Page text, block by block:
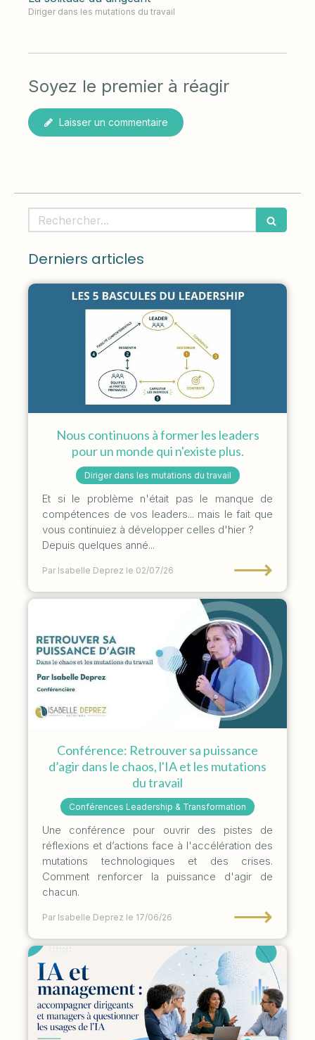
Diriger dans les mutations du travail
Soyez le premier à réagir
Laisser un commentaire
Rechercher
Derniers articles
Nous continuons à former les leaders
pour un monde qui n'existe plus.
Diriger dans les mutations du travail
Et si le problème n'était pas le manque de
compétences de vos leaders... mais le fait que
vous continuiez à développer celles d'hier ?
Depuis quelques anné...
Par Isabelle Deprez le 02/07/26 ⟶
Conférence: Retrouver sa puissance
d’agir dans le chaos, l'IA et les mutations
du travail
Conférences Leadership & Transformation
Une conférence pour ouvrir des pistes de
réflexions et d’actions face à l'accélération des
mutations technologiques et des crises.
Comment renforcer la puissance d'agir de
chacun.
Par Isabelle Deprez le 17/06/26 ⟶